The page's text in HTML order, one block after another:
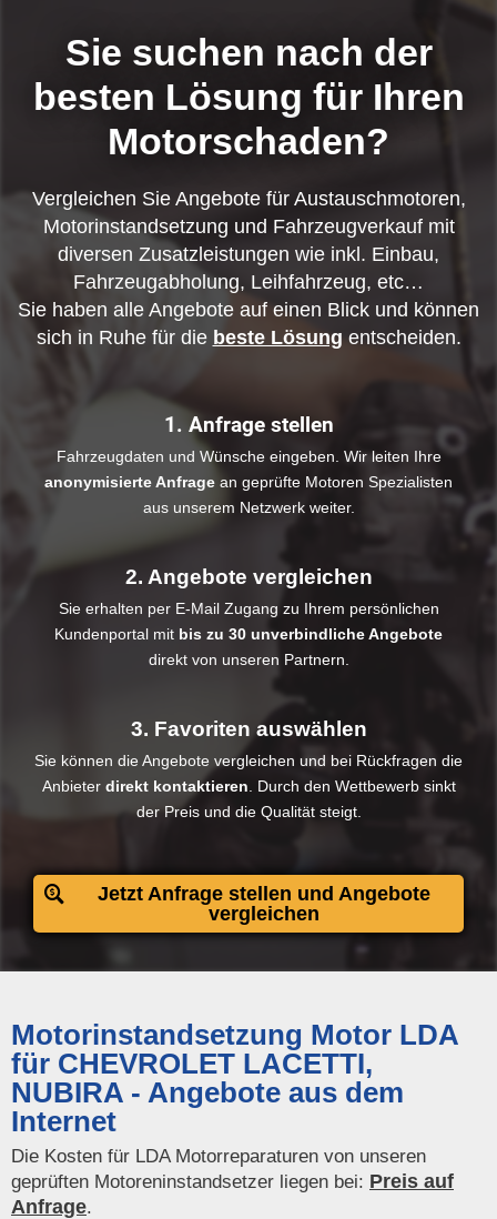
Sie suchen nach der
besten Lösung für Ihren
Motorschaden?
Vergleichen Sie Angebote für Austauschmotoren,
Motorinstandsetzung und Fahrzeugverkauf mit
diversen Zusatzleistungen wie inkl. Einbau,
Fahrzeugabholung, Leihfahrzeug, etc…
Sie haben alle Angebote auf einen Blick und können
sich in Ruhe für die beste Lösung entscheiden.
1. Anfrage stellen
Fahrzeugdaten und Wünsche eingeben. Wir leiten Ihre
anonymisierte Anfrage an geprüfte Motoren Spezialisten
aus unserem Netzwerk weiter.
2. Angebote vergleichen
Sie erhalten per E-Mail Zugang zu Ihrem persönlichen
Kundenportal mit bis zu 30 unverbindliche Angebote
direkt von unseren Partnern.
3. Favoriten auswählen
Sie können die Angebote vergleichen und bei Rückfragen die
Anbieter direkt kontaktieren . Durch den Wettbewerb sinkt
der Preis und die Qualität steigt.​
Jetzt Anfrage stellen und Angebote
vergleichen
Motorinstandsetzung Motor LDA
für CHEVROLET LACETTI,
NUBIRA - Angebote aus dem
Internet
Die Kosten für LDA Motorreparaturen von unseren
geprüften Motoreninstandsetzer liegen bei: Preis auf
Anfrage.